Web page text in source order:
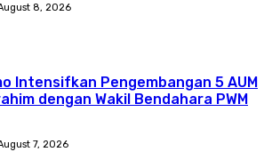
8, 2026
Intensifkan Pengembangan 5 AUM
dengan Wakil Bendahara PWM
7, 2026